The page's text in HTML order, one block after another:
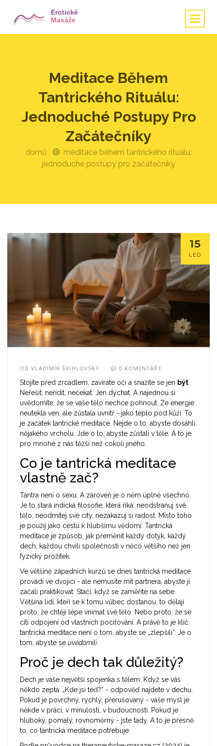
Meditace Během
Tantrického Rituálu:
Jednoduché Postupy Pro
Začátečníky
domů
meditace během tantrického rituálu:
jednoduché postupy pro začátečníky
15
LED
ODVLADIMÍR ŠVIHLOVSKÝ 0 KOMENTÁŘE
Stojíte před zrcadlem, zavíráte oči a snažíte se jen být
Neřešit, neřídit, nečekat. Jen dýchat. A najednou si
uvědomíte, že se vaše tělo nechce pohnout. Že energie
neutekla ven, ale zůstala uvnitř - jako teplo pod kůží. To
je začátek tantrické meditace. Nejde o to, abyste dosáhli
nějakého vrcholu. Jde o to, abyste zůstali v těle. A to je
pro mnohé z nás těžší než cokoli jiného.
Co je tantrická meditace
vlastně zač?
Tantra není o sexu. A zároveň je o něm úplně všechno.
Je to stará indická filosofie, která říká: neodstraňuj své
tělo, neodmítej své city, nezakazuj si radost. Místo toho
je použij jako cestu k hlubšímu vědomí. Tantrická
meditace je způsob, jak přeměnit každý dotyk, každý
dech, každou chvíli společnosti v něco většího než jen
fyzický prožitek.
Ve většině západních kurzů se dnes tantrická meditace
provádí ve dvojici - ale nemusíte mít partnera, abyste ji
začali praktikovat. Stačí, když se zaměříte na sebe.
Většina lidí, kteří se k tomu vůbec dostanou, to dělají
proto, že chtějí lépe vnímat své tělo. Nebo proto, že se
cítí odpojení od vlastních pociťování. A právě to je klíč:
tantrická meditace není o tom, abyste se „zlepšili“. Je o
tom, abyste se uvědomili.
Proč je dech tak důležitý?
Dech je vaše největší spojenka s tělem. Když se vás
někdo zeptá: „Kde jsi teď?“ - odpověď najdete v dechu.
Pokud je povrchný, rychlý, přerušovaný - vaše mysl je
někde v práci, v minulosti, v budoucnosti. Pokud je
hluboký, pomalý, rovnoměrný - jste tady. A to je přesně
to, co tantrická meditace potřebuje.